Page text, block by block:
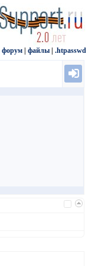
форум файлы .htpasswd